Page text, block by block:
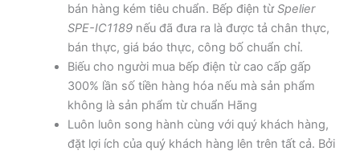
bán hàng kém tiêu chuẩn. Bếp điện từSpelier
SPE-IC1189nếu đã đưa ra là được tả chân thực,
bán thực, giá báo thực, công bố chuẩn chỉ.
Biếu cho người mua bếp điện từ cao cấp gấp
300% lần số tiền hàng hóa nếu mà sản phẩm
không là sản phẩm từ chuẩn Hãng
Luôn luôn song hành cùng với quý khách hàng,
đặt lợi ích của quý khách hàng lên trên tất cả. Bởi